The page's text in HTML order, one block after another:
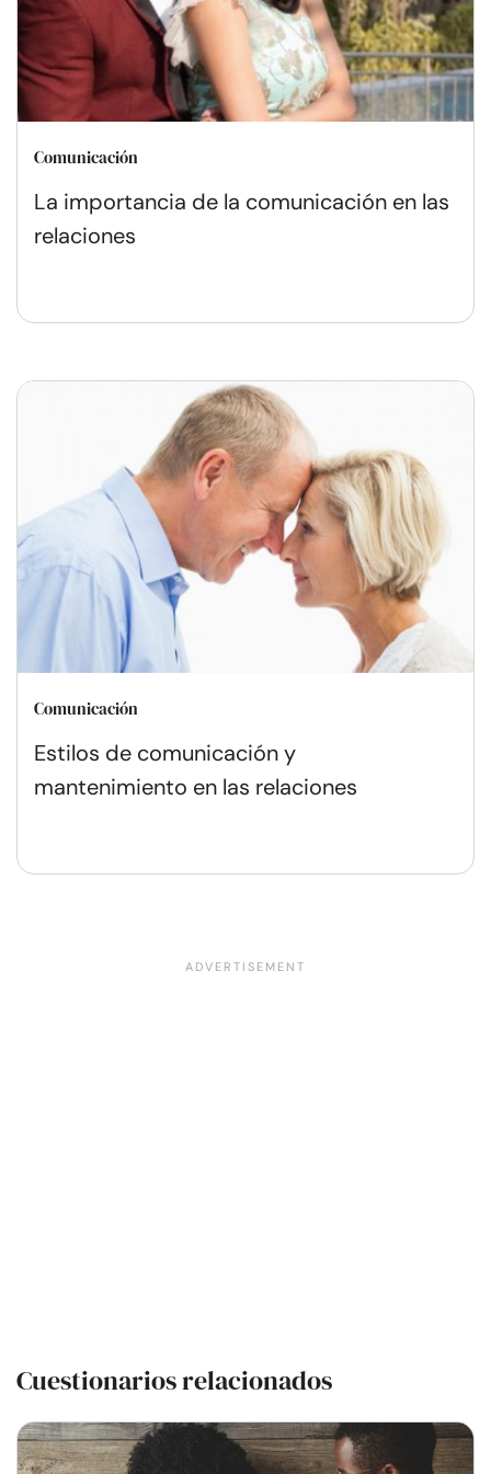
Comunicación
La importancia de la comunicación en las
relaciones
Comunicación
Estilos de comunicación y
mantenimiento en las relaciones
Cuestionarios relacionados